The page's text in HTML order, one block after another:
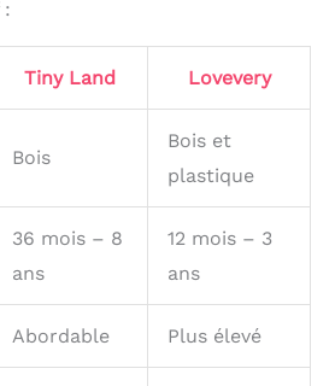
réfléchie et
enrichissante qui éveille
souvenirs durables pour
les enfants et les
seulement un temps de
jeu amusant et éducatif,
mais il incarne
également le soin et la
considération.
:
Tiny Land Lovevery
Bois
Bois et
plastique
36 mois – 8
ans
12 mois – 3
ans
Abordable Plus élevé